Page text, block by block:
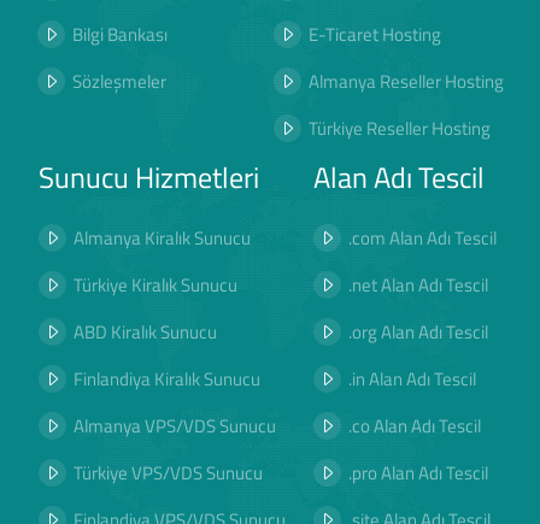
Bilgi Bankası
Sözleşmeler
E-Ticaret Hosting
Almanya Reseller Hosting
Türkiye Reseller Hosting
Sunucu Hizmetleri
Almanya Kiralık Sunucu
Türkiye Kiralık Sunucu
ABD Kiralık Sunucu
Finlandiya Kiralık Sunucu
Almanya VPS/VDS Sunucu
Türkiye VPS/VDS Sunucu
Alan Adı Tescil
.com Alan Adı Tescil
.net Alan Adı Tescil
.org Alan Adı Tescil
.in Alan Adı Tescil
.co Alan Adı Tescil
.pro Alan Adı Tescil